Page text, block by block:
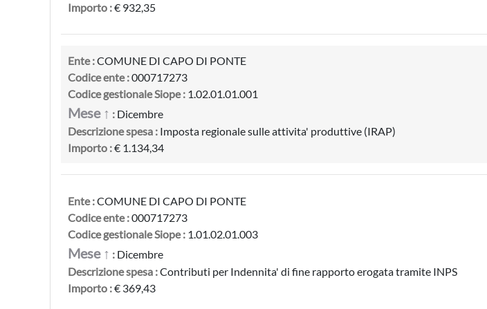
Importo :€ 932,35
Ente :COMUNE DI CAPO DI PONTE
Codice ente :000717273
Codice gestionale Siope : 1.02.01.01.001
Mese ↑ : Dicembre
Descrizione spesa : Imposta regionale sulle attivita' produttive (IRAP)
Importo :€ 1.134,34
Ente :COMUNE DI CAPO DI PONTE
Codice ente :000717273
Codice gestionale Siope : 1.01.02.01.003
Mese ↑ : Dicembre
Descrizione spesa :Contributi per Indennita' di fine rapporto erogata tramite INPS
Importo :€ 369,43